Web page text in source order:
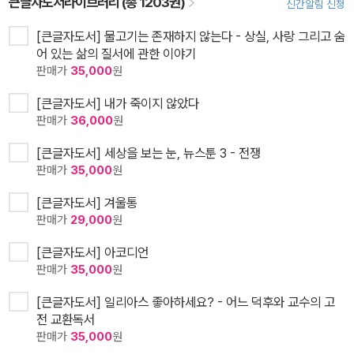
신간알림 신청
[큰글자도서] 물고기는 존재하지 않는다 - 상실, 사랑 그리고 숨
어 있는 삶의 질서에 관한 이야기
판매가 35,000원
[큰글자도서] 내가 죽이지 않았다
판매가 36,000원
[큰글자도서] 세상을 보는 눈, 뉴스툰 3 - 전쟁
판매가 35,000원
[큰글자도서] 겨울통
판매가 29,000원
[큰글자도서] 아코디언
판매가 35,000원
[큰글자도서] 일리아스 좋아하세요? - 어느 덕후와 교수의 고
전 교환독서
판매가 35,000원